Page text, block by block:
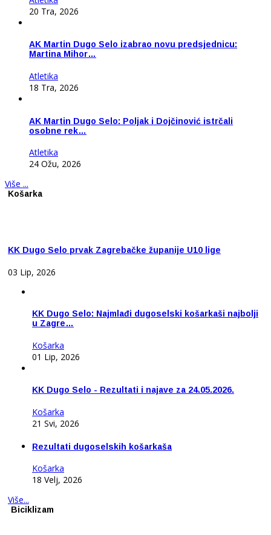
20 Tra, 2026
AK Martin Dugo Selo izabrao novu predsjednicu:
Martina Mihor…
Atletika
18 Tra, 2026
AK Martin Dugo Selo: Poljak i Dojčinović istrčali
osobne rek…
Atletika
24 Ožu, 2026
Više ...
Košarka
KK Dugo Selo prvak Zagrebačke županije U10 lige
03 Lip, 2026
KK Dugo Selo: Najmlađi dugoselski košarkaši najbolji
u Zagre…
Košarka
01 Lip, 2026
KK Dugo Selo - Rezultati i najave za 24.05.2026.
Košarka
21 Svi, 2026
Rezultati dugoselskih košarkaša
Košarka
18 Velj, 2026
Više...
Biciklizam